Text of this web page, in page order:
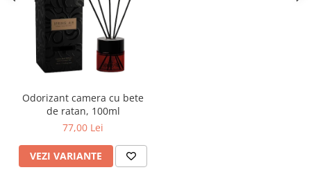
Odorizant camera cu bete
de ratan, 100ml
77,00 Lei
VEZI VARIANTE